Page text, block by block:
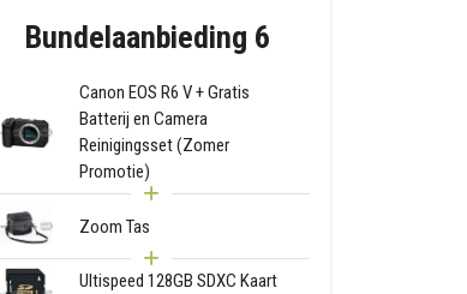
Bundelaanbieding 6
Canon EOS R6 V + Gratis
Batterij en Camera
Reinigingsset (Zomer
Promotie)
Zoom Tas
Ultispeed 128GB SDXC Kaart